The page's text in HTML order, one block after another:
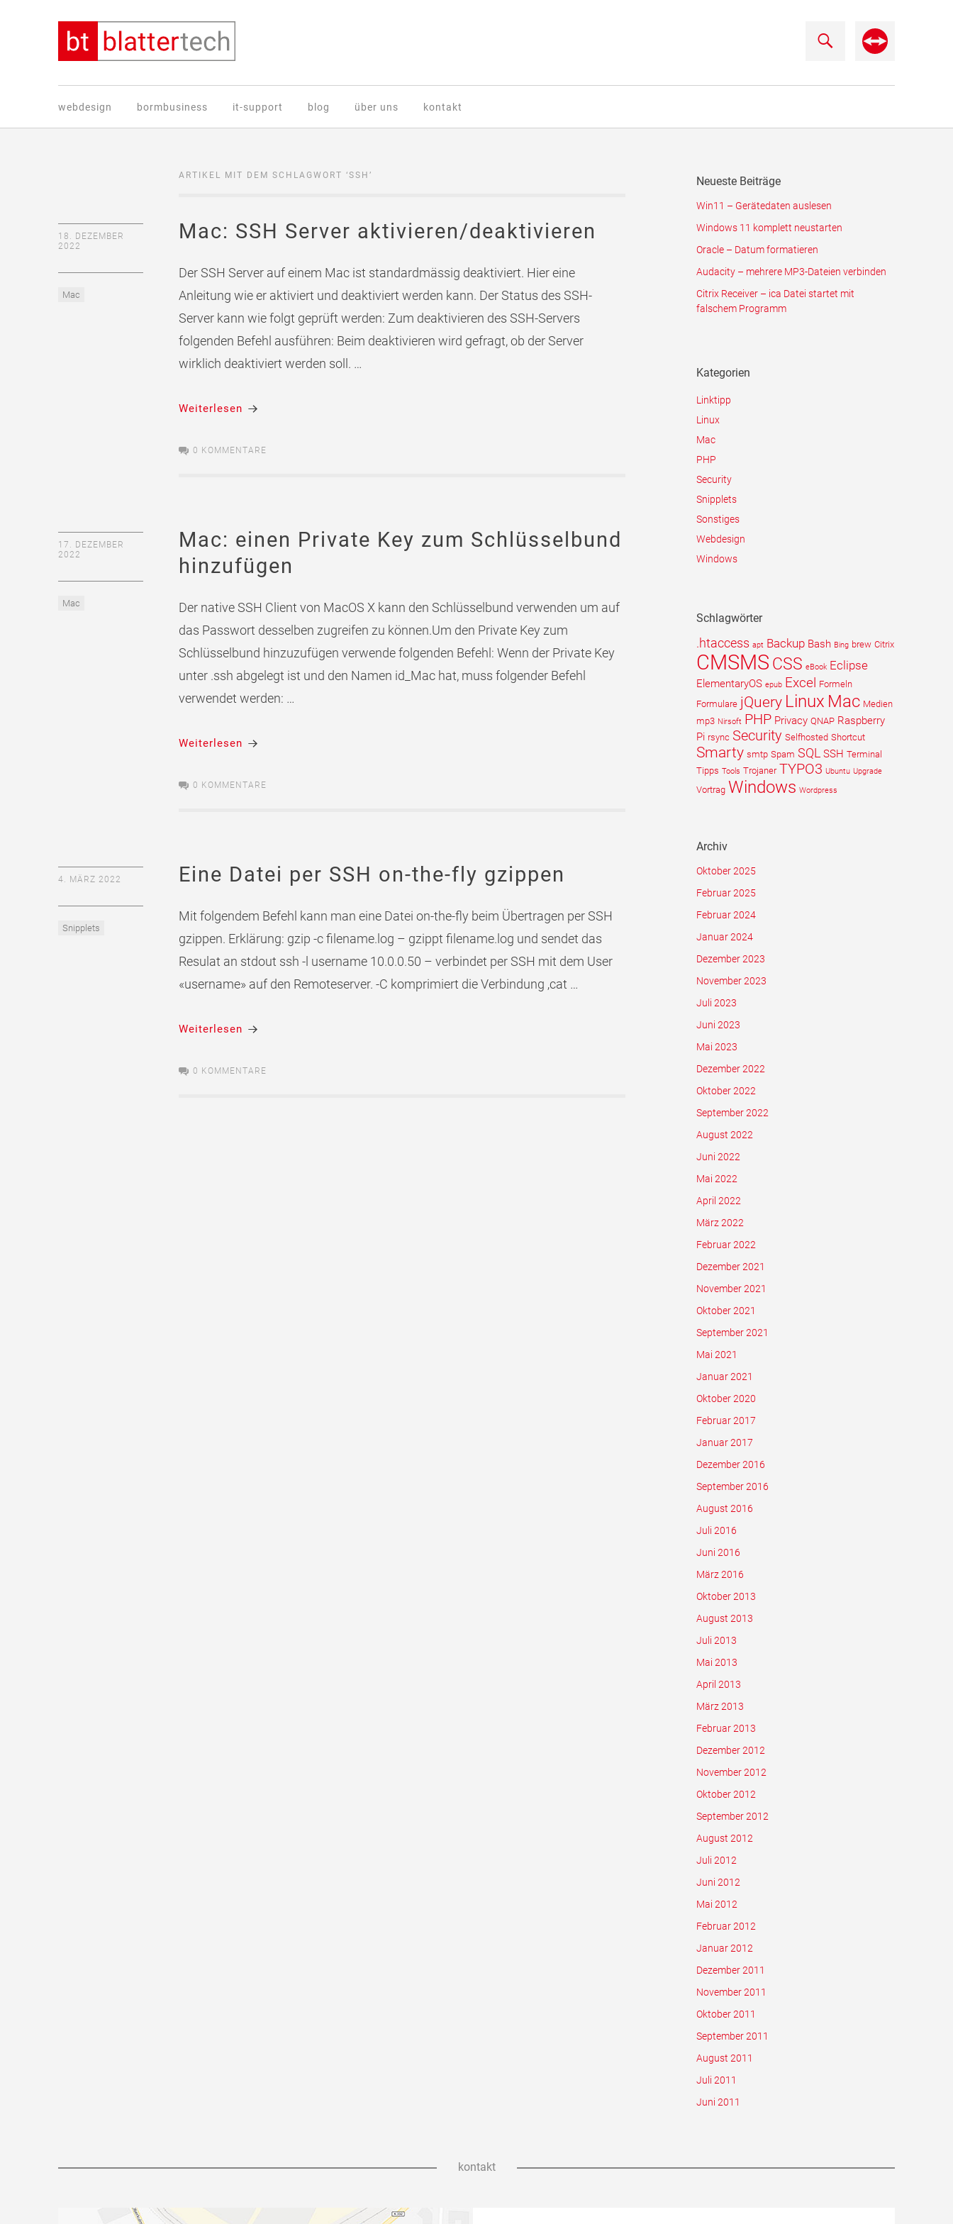
webdesign bormbusiness it-support blog über uns kontakt
ARTIKEL MIT DEM SCHLAGWORT ‘SSH ’
18. DEZEMBER
2022
Mac
Mac: SSH Server aktivieren/deaktivieren
Der SSH Server auf einem Mac ist standardmässig deaktiviert. Hier eine
Anleitung wie er aktiviert und deaktiviert werden kann. Der Status des SSH-
Server kann wie folgt geprüft werden: Zum deaktivieren des SSH-Servers
folgenden Befehl ausführen: Beim deaktivieren wird gefragt, ob der Server
wirklich deaktiviert werden soll. …
Weiterlesen
0 KOMMENTARE
17. DEZEMBER
2022
Mac
Mac: einen Private Key zum Schlüsselbund
hinzufügen
Der native SSH Client von MacOS X kann den Schlüsselbund verwenden um auf
das Passwort desselben zugreifen zu können.Um den Private Key zum
Schlüsselbund hinzuzufügen verwende folgenden Befehl: Wenn der Private Key
unter .ssh abgelegt ist und den Namen id_Mac hat, muss folgender Befehl
verwendet werden: …
Weiterlesen
0 KOMMENTARE
4. MÄRZ 2022
Snipplets
Eine Datei per SSH on-the-fly gzippen
Mit folgendem Befehl kann man eine Datei on-the-fly beim Übertragen per SSH
gzippen. Erklärung: gzip -c filename.log – gzippt filename.log und sendet das
Resulat an stdout ssh -l username 10.0.0.50 – verbindet per SSH mit dem User
«username» auf den Remoteserver. -C komprimiert die Verbindung ‚cat …
Weiterlesen
0 KOMMENTARE
Neueste Beiträge
Win11 – Gerätedaten auslesen
Windows 11 komplett neustarten
Oracle – Datum formatieren
Audacity – mehrere MP3-Dateien verbinden
Citrix Receiver – ica Datei startet mit
falschem Programm
Kategorien
Linktipp
Linux
Mac
PHP
Security
Snipplets
Sonstiges
Webdesign
Windows
Schlagwörter
.htaccess apt Backup Bash Bing brew Citrix
CMSMS CSS eBook Eclipse
ElementaryOS epub Excel Formeln
Formulare jQuery Linux Mac Medien
mp3 Nirsoft PHP Privacy QNAP Raspberry
Pi rsync Security Selfhosted Shortcut
Smarty smtp Spam SQL SSH Terminal
Tipps Tools Trojaner TYPO3 Ubuntu Upgrade
Vortrag Windows Wordpress
Archiv
Oktober 2025
Februar 2025
Februar 2024
Januar 2024
Dezember 2023
November 2023
Juli 2023
Juni 2023
Mai 2023
Dezember 2022
Oktober 2022
September 2022
August 2022
Juni 2022
Mai 2022
April 2022
März 2022
Februar 2022
Dezember 2021
November 2021
Oktober 2021
September 2021
Mai 2021
Januar 2021
Oktober 2020
Februar 2017
Januar 2017
Dezember 2016
September 2016
August 2016
Juli 2016
Juni 2016
März 2016
Oktober 2013
August 2013
Juli 2013
Mai 2013
April 2013
März 2013
Februar 2013
Dezember 2012
November 2012
Oktober 2012
September 2012
August 2012
Juli 2012
Juni 2012
Mai 2012
Februar 2012
Januar 2012
Dezember 2011
November 2011
Oktober 2011
September 2011
August 2011
Juli 2011
Juni 2011
kontakt